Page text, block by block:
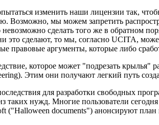
изменить наши лицензии так,
Возможно, мы можем запретить
сделать того же в обратном
это сделают, то мы, согласно UCITA,
правовые аргументы, которые либо
которое может "подрезать крылья"
Этим они получают легкий путь
для разработки свободных
таких нужд. Многие пользователи
documents") анонсируют план